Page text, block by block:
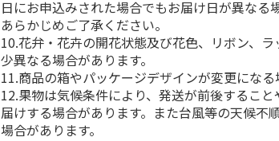
日にお申込みされた場合でもお届け日が異なる
あらかじめご了承ください。
10.花弁・花卉の開花状態及び花色、リボン、
少異なる場合があります。
11.商品の箱やパッケージデザインが変更になる
12.果物は気候条件により、発送が前後するこ
届けする場合があります。また台風等の天候不
場合があります。